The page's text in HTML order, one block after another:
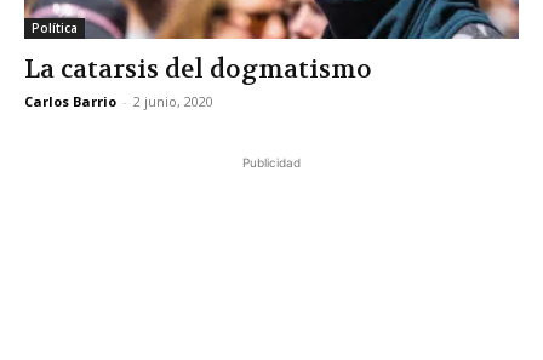
Política
La catarsis del dogmatismo
Carlos Barrio - 2 junio, 2020
Publicidad